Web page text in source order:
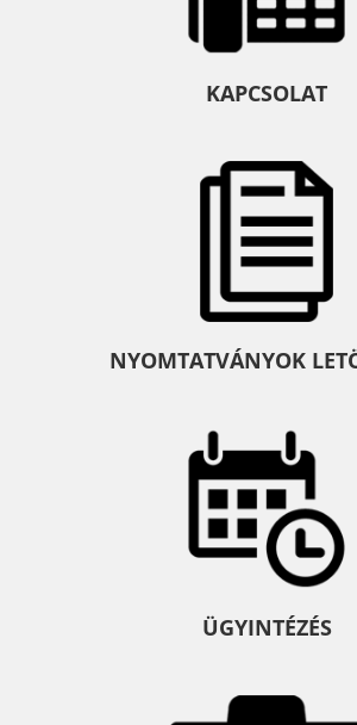
KAPCSOLAT
NYOMTATVÁNYOK
ÜGYINTÉZÉS